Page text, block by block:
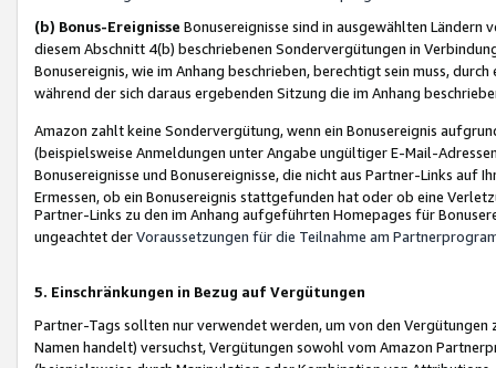
(b) Bonus-Ereignisse Bonusereignisse sind in ausgewählten Ländern
diesem Abschnitt 4(b) beschriebenen Sondervergütungen in
Bonusereignis, wie im Anhang beschrieben, berechtigt sein muss,
während der sich daraus ergebenden Sitzung die im Anhang
Amazon zahlt keine Sondervergütung, wenn ein Bonusereignis
(beispielsweise Anmeldungen unter Angabe ungültiger E-Mail-
Bonusereignisse und Bonusereignisse, die nicht aus Partner-Links auf
Ermessen, ob ein Bonusereignis stattgefunden hat oder ob eine
Partner-Links zu den im Anhang aufgeführten Homepages für
ungeachtet derVoraussetzungen für die Teilnahme am
5. Einschränkungen in Bezug auf Vergütungen
Partner-Tags sollten nur verwendet werden, um von den
Namen handelt) versuchst, Vergütungen sowohl vom Amazon